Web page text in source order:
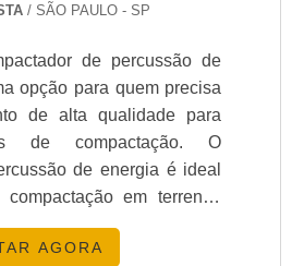
/ SÃO PAULO - SP
de percussão de
opção para quem precisa
de alta qualidade para
de compactação. O
de energia é ideal
em terrenos
um sistema de percussão
garante um trabalho de
AGORA